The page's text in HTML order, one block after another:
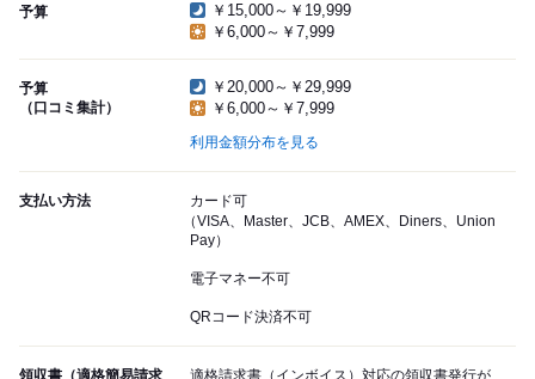
予算
￥15,000～￥19,999
￥6,000～￥7,999
予算
（口コミ集計）
￥20,000～￥29,999
￥6,000～￥7,999
利用金額分布を見る
支払い方法
カード可
（VISA、Master、JCB、AMEX、Diners、Union
Pay）
電子マネー不可
QRコード決済不可
領収書（適格簡易請求
適格請求書（インボイス）対応の領収書発行が